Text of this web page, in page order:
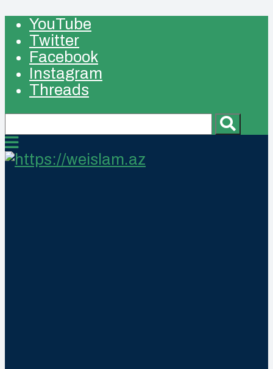
YouTube
Twitter
Facebook
Instagram
Threads